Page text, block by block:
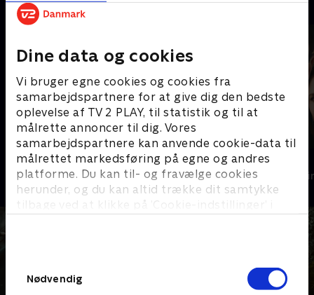
Dine data og cookies
Vi bruger egne cookies og cookies fra
samarbejdspartnere for at give dig den bedste
oplevelse af TV 2 PLAY, til statistik og til at
målrette annoncer til dig. Vores
samarbejdspartnere kan anvende cookie-data til
målrettet markedsføring på egne og andres
platforme. Du kan til- og fravælge cookies
herunder, og du kan altid trække dit samtykke
tilbage ved at klikke på ’Cookie-indstillinger’ i
Nødvendig
Andre så også
Sandheden
Krimi & Spænding • 2 sæsoner
Top Dog
Krimi &